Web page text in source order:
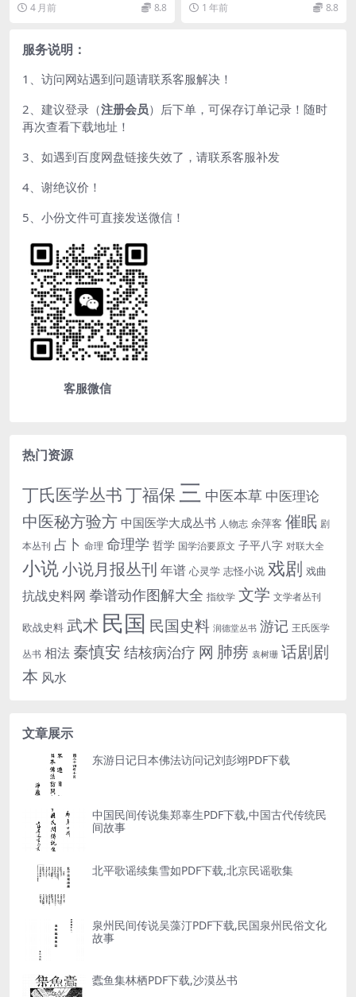
读书》、杨椒山《家...
4 月前 8.8 1 年前 8.8
服务说明：
1、访问网站遇到问题请联系客服解决！
2、建议登录（注册会员）后下单，可保存订单记录！随时
再次查看下载地址！
3、如遇到百度网盘链接失效了，请联系客服补发
4、谢绝议价！
5、小份文件可直接发送微信！
客服微信
热门资源
丁氏医学丛书丁福保 三 中医本草 中医理论
中医秘方验方 中国医学大成丛书 人物志 余萍客 催眠 剧
本丛刊 占卜 命理 命理学 哲学 国学治要原文 子平八字 对联大全
小说小说月报丛刊 年谱 心灵学 志怪小说 戏剧 戏曲
抗战史料网 拳谱动作图解大全 指纹学 文学 文学者丛刊
欧战史料 武术 民国 民国史料 润德堂丛书 游记 王氏医学
丛书 相法 秦慎安 结核病治疗 网 肺痨 袁树珊 话剧剧
本 风水
文章展示
东游日记日本佛法访问记刘彭翊PDF下载
中国民间传说集郑辜生PDF下载,中国古代传统民
间故事
北平歌谣续集雪如PDF下载,北京民谣歌集
泉州民间传说吴藻汀PDF下载,民国泉州民俗文化
故事
蠹鱼集林栖PDF下载,沙漠丛书